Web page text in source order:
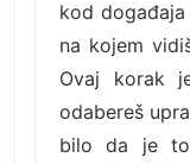
kod događaja
na kojem
Ovaj korak
odabereš
bilo da je to